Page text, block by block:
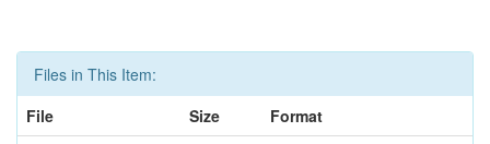
Files in This Item:
File
Size
Format